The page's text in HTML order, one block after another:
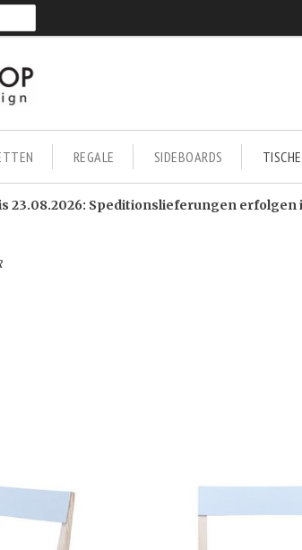
REGALE SIDEBOARDS TISCHE
23.08.2026: Speditionslieferungen